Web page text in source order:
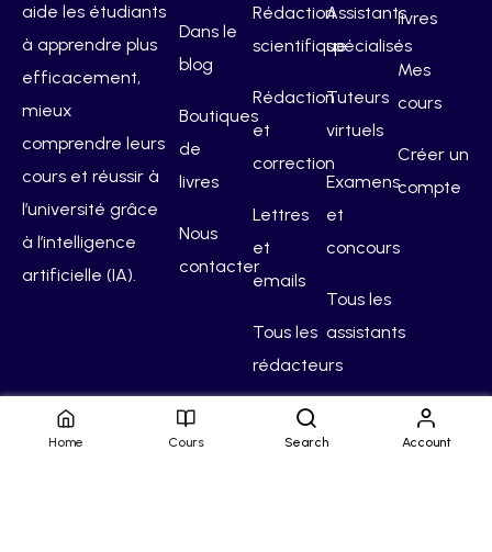
aide les étudiants
à apprendre plus
efficacement,
mieux
comprendre leurs
cours et réussir à
l’université grâce
à l’intelligence
artificielle (IA).
Dans le
blog
Boutiques
de
livres
Nous
contacter
Rédaction
scientifique
Rédaction
et
correction
Lettres
et
emails
Tous les
rédacteurs
Assistants
spécialisés
Tuteurs
virtuels
Examens
et
concours
Tous les
assistants
livres
Mes
cours
Créer un
compte
Home Cours Search Account